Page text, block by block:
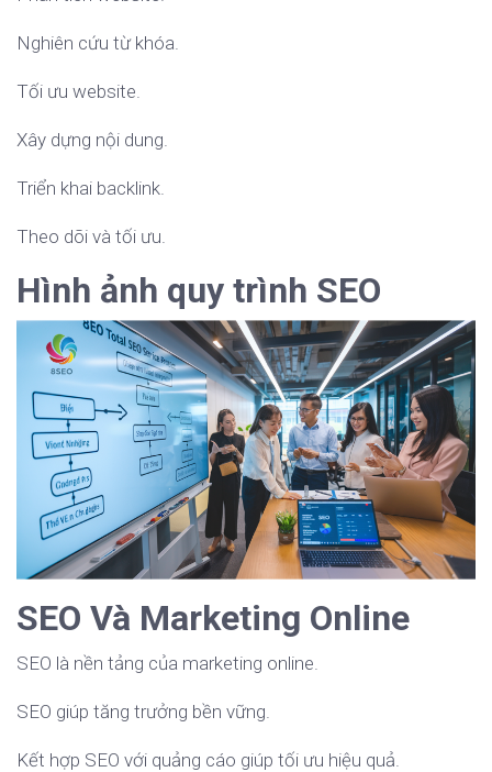
Nghiên cứu từ khóa.
Tối ưu website.
Xây dựng nội dung.
Triển khai backlink.
Theo dõi và tối ưu.
Hình ảnh quy trình SEO
SEO Và Marketing Online
SEO là nền tảng của marketing online.
SEO giúp tăng trưởng bền vững.
Kết hợp SEO với quảng cáo giúp tối ưu hiệu quả.